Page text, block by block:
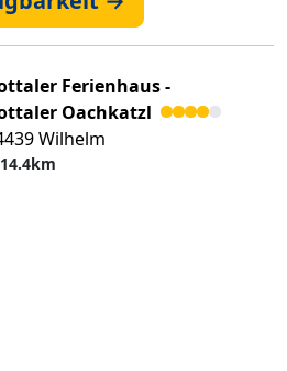
Ferienhaus -
Oachkatzl
Wilhelm
14.4km